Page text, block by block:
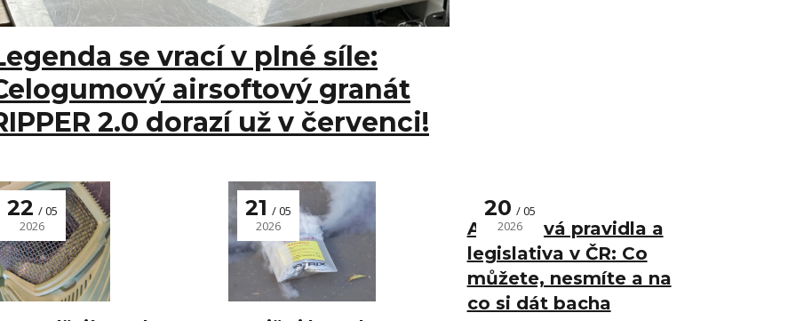
se vrací v plné síle:
airsoftový granát
2.0 dorazí už v červenci!
22
05
2026
21
05
2026
Airsoftová pravidla a
legislativa v ČR: Co
můžete, nesmíte a na
co si dát bacha
20
05
2026